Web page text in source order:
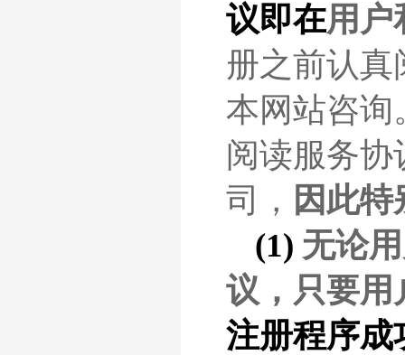
议即在用户
册之前认
本网站咨询
阅读服务
司， 因此
(1) 无论
议，只要用
注册程序成